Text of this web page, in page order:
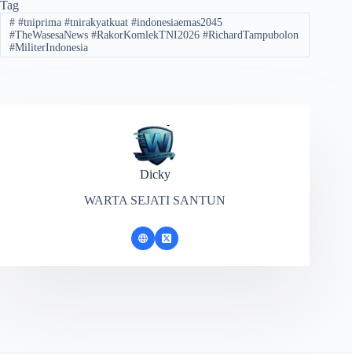
Tag
##tniprima #tnirakyatkuat #indonesiaemas2045
#TheWasesaNews #RakorKomlekTNI2026 #RichardTampubolon
#MiliterIndonesia
Dicky
WARTA SEJATI SANTUN